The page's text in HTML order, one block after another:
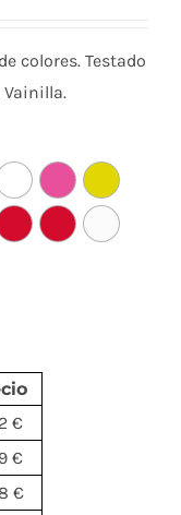
colores. Testado
Vainilla.
€
€
€